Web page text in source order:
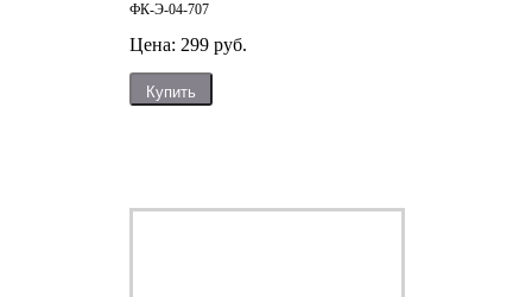
ФК-Э-04-707
Цена: 299 руб.
Купить